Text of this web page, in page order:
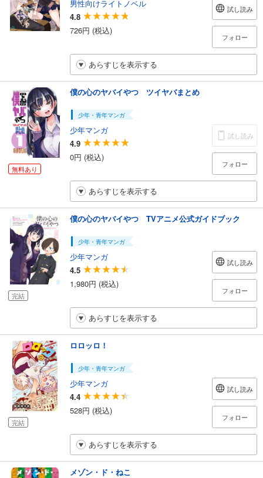
男性向けライトノベル
4.8
726円 (税込)
試し読み
フォロー
あらすじを表示する
無料あり
僕の心のヤバイやつ ツイヤバまとめ
少年・青年マンガ
少年マンガ
4.9
0円 (税込)
試し読み
フォロー
あらすじを表示する
完結
僕の心のヤバイやつ TVアニメ公式ガイドブック
少年・青年マンガ
少年マンガ
4.5
1,980円 (税込)
試し読み
フォロー
あらすじを表示する
完結
ロロッロ！
少年・青年マンガ
少年マンガ
4.4
528円 (税込)
試し読み
フォロー
あらすじを表示する
メゾン・ド・ねこ